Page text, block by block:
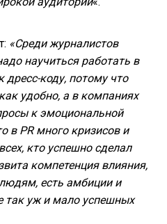
«Среди журналистов
научиться работать в
коду, потому что
удобно, а в компаниях
к эмоциональной
в PR много кризисов и
кто успешно сделал
компетенция влияния,
есть амбиции и
так уж и мало успешных